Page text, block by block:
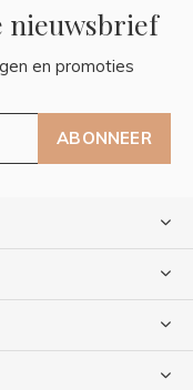
nieuwsbrief
en promoties
ABONNEER